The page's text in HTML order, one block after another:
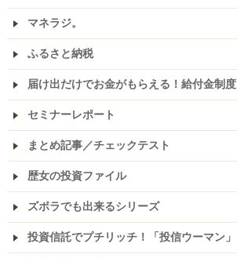
マネラジ。
ふるさと納税
届け出だけでお金がもらえる！給付金制度
セミナーレポート
まとめ記事／チェックテスト
歴女の投資ファイル
ズボラでも出来るシリーズ
投資信託でプチリッチ！「投信ウーマン」